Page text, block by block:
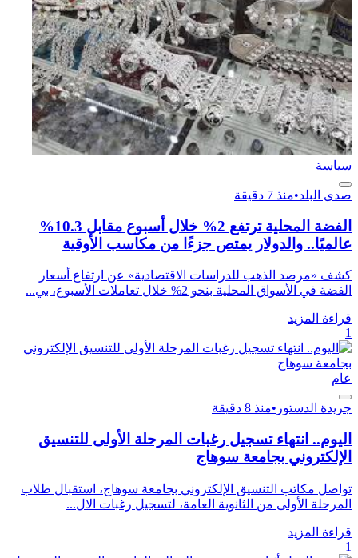
سياسة
صدى البلد•منذ 7 دقيقة
الفضة المحلية ترتفع 2% خلال أسبوع مقابل 10.3%
عالميًا.. والدولار يمتص جزءًا من مكاسب الأوقية
كشف «مرصد الذهب للدراسات الاقتصادية» عن ارتفاع أسعار
الفضة في الأسواق المحلية بنحو 2% خلال تعاملات الأسبوع، بي...
قراءة المزيد
1
عام
جريدة الدستور •منذ 8 دقيقة
اليوم.. انتهاء تسجيل رغبات المرحلة الأولى للتنسيق
الإلكتروني بجامعة سوهاج
تواصل مكاتب التنسيق الإلكتروني بجامعة سوهاج، استقبال طلاب
المرحلة الأولى من الثانوية العامة، لتسجيل رغبات الال...
قراءة المزيد
1